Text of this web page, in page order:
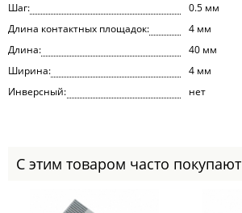
Шаг:
0.5 мм
Длина контактных площадок:
4 мм
Длина:
40 мм
Ширина:
4 мм
Инверсный:
нет
С этим товаром часто покупают